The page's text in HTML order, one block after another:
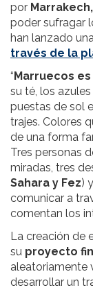
por Marrakech,
poder sufragar
han lanzado
través de la
“ Marruecos
su té, los
puestas de sol
trajes. Colores
de una forma
Tres personas
miradas, tres
Sahara y Fez)
comunicar a
comentan los
La creación de
su proyecto
aleatoriamente
desarrollar un